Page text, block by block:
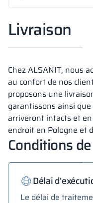
Livraison
Chez ALSANIT, nous
au confort de nos
proposons une
garantissons ainsi
arriveront intacts et
endroit en Pologne et
Conditions
Délai
Le délai de